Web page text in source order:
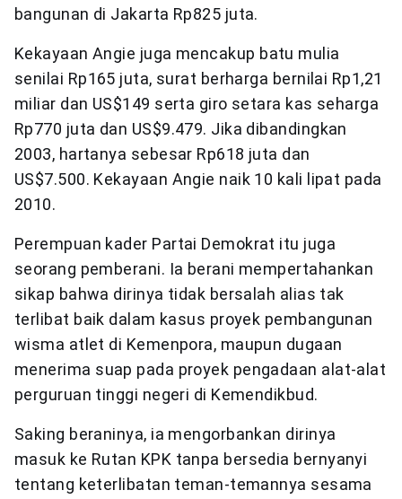
bangunan di Jakarta Rp825 juta.
Kekayaan Angie juga mencakup batu mulia
senilai Rp165 juta, surat berharga bernilai Rp1,21
miliar dan US$149 serta giro setara kas seharga
Rp770 juta dan US$9.479. Jika dibandingkan
2003, hartanya sebesar Rp618 juta dan
US$7.500. Kekayaan Angie naik 10 kali lipat pada
2010.
Perempuan kader Partai Demokrat itu juga
seorang pemberani. Ia berani mempertahankan
sikap bahwa dirinya tidak bersalah alias tak
terlibat baik dalam kasus proyek pembangunan
wisma atlet di Kemenpora, maupun dugaan
menerima suap pada proyek pengadaan alat-alat
perguruan tinggi negeri di Kemendikbud.
Saking beraninya, ia mengorbankan dirinya
masuk ke Rutan KPK tanpa bersedia bernyanyi
tentang keterlibatan teman-temannya sesama